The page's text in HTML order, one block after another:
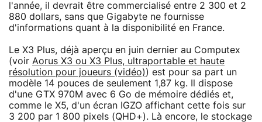
l'année, il devrait être commercialisé entre 2 300 et 2
880 dollars, sans que Gigabyte ne fournisse
d'informations quant à la disponibilité en France.
Le X3 Plus, déjà aperçu en juin dernier au Computex
(voir Aorus X3 ou X3 Plus, ultraportable et haute
résolution pour joueurs (vidéo)) est pour sa part un
modèle 14 pouces de seulement 1,87 kg. Il dispose
d'une GTX 970M avec 6 Go de mémoire dédiés et,
comme le X5, d'un écran IGZO affichant cette fois sur
3 200 par 1 800 pixels (QHD+). Là encore, le stockage